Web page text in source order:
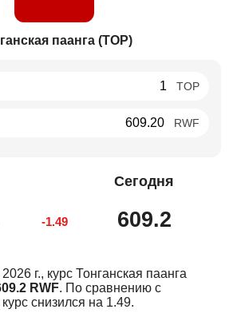
паанга (TOP)
TOP
RWF
-1.49
Сегодня
609.2
г., курс Тонганская паанга
RWF. По сравнению с
снизился на 1.49.